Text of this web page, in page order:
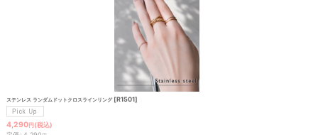
ステンレス ランダムドットクロスラインリング [R1501]
4,290円 (税込)